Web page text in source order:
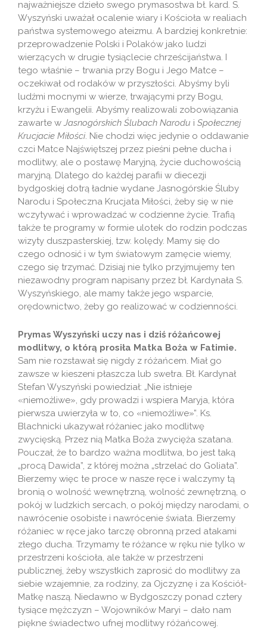
najważniejsze dzieło swego prymasostwa bł. kard. S.
Wyszyński uważał ocalenie wiary i Kościoła w realiach
państwa systemowego ateizmu. A bardziej konkretnie:
przeprowadzenie Polski i Polaków jako ludzi
wierzących w drugie tysiąclecie chrześcijaństwa. I
tego właśnie – trwania przy Bogu i Jego Matce –
oczekiwał od rodaków w przyszłości. Abyśmy byli
ludźmi mocnymi w wierze, trwającymi przy Bogu,
krzyżu i Ewangelii. Abyśmy realizowali zobowiązania
zawarte wJasnogórskich Ślubach Narodu i Społecznej
Krucjacie Miłości. Nie chodzi więc jedynie o oddawanie
czci Matce Najświętszej przez pieśni pełne ducha i
modlitwy, ale o postawę Maryjną, życie duchowością
maryjną. Dlatego do każdej parafii w diecezji
bydgoskiej dotrą ładnie wydane Jasnogórskie Śluby
Narodu i Społeczna Krucjata Miłości, żeby się w nie
wczytywać i wprowadzać w codzienne życie. Trafią
także te programy w formie ulotek do rodzin podczas
wizyty duszpasterskiej, tzw. kolędy. Mamy się do
czego odnosić i w tym światowym zamęcie wiemy,
czego się trzymać. Dzisiaj nie tylko przyjmujemy ten
niezawodny program napisany przez bł. Kardynała S.
Wyszyńskiego, ale mamy także jego wsparcie,
orędownictwo, żeby go realizować w codzienności.
Prymas Wyszyński uczy nas i dziś różańcowej
modlitwy, o którą prosiła Matka Boża w Fatimie.
Sam nie rozstawał się nigdy z różańcem. Miał go
zawsze w kieszeni płaszcza lub swetra. Bł. Kardynał
Stefan Wyszyński powiedział: „Nie istnieje
«niemożliwe», gdy prowadzi i wspiera Maryja, która
pierwsza uwierzyła w to, co «niemożliwe»”. Ks.
Blachnicki ukazywał różaniec jako modlitwę
zwycięską. Przez nią Matka Boża zwycięża szatana.
Pouczał, że to bardzo ważna modlitwa, bo jest taką
„procą Dawida”, z której można „strzelać do Goliata”.
Bierzemy więc te proce w nasze ręce i walczymy tą
bronią o wolność wewnętrzną, wolność zewnętrzną, o
pokój w ludzkich sercach, o pokój między narodami, o
nawrócenie osobiste i nawrócenie świata. Bierzemy
różaniec w ręce jako tarczę obronną przed atakami
złego ducha. Trzymamy te różance w ręku nie tylko w
przestrzeni kościoła, ale także w przestrzeni
publicznej, żeby wszystkich zaprosić do modlitwy za
siebie wzajemnie, za rodziny, za Ojczyznę i za Kościół-
Matkę naszą. Niedawno w Bydgoszczy ponad cztery
tysiące mężczyzn – Wojowników Maryi – dało nam
piękne świadectwo ufnej modlitwy różańcowej.